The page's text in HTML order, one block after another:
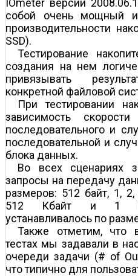
IOmeter версии
собой очень мощный
производительности
SSD).
Тестирование
создания на нем
привязывать
конкретной файловой
При тестировании
зависимость
последовательного и
последовательной и
блока данных.
Во всех сценариях
запросы на передачу
размеров: 512 байт, 1,
512 Кбайт и 1
устанавливалось по
Также отметим, что
тестах мы задавали в
очереди задачи (# of
что типично для